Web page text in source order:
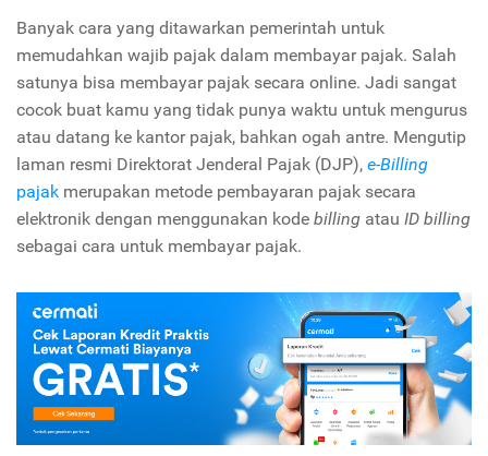
Banyak cara yang ditawarkan pemerintah untuk
memudahkan wajib pajak dalam membayar pajak. Salah
satunya bisa membayar pajak secara online. Jadi sangat
cocok buat kamu yang tidak punya waktu untuk mengurus
atau datang ke kantor pajak, bahkan ogah antre. Mengutip
laman resmi Direktorat Jenderal Pajak (DJP), e-Billing
pajak merupakan metode pembayaran pajak secara
elektronik dengan menggunakan kode billing atau ID billing
sebagai cara untuk membayar pajak.